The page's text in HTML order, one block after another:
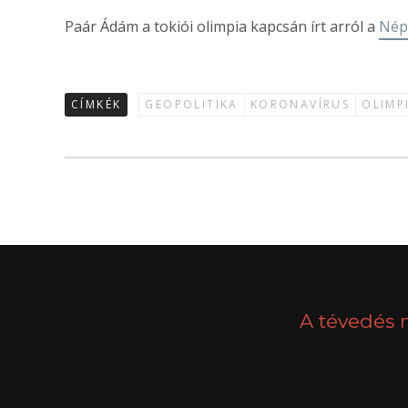
Paár Ádám a tokiói olimpia kapcsán írt arról a
CÍMKÉK GEOPOLITIKA KORONAVÍRUS
A tévedés